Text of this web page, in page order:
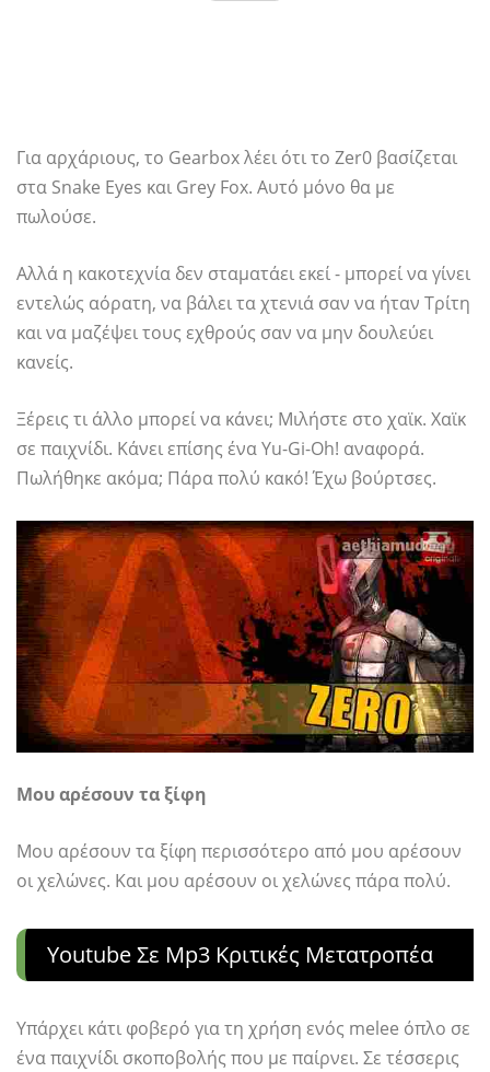
Για αρχάριους, το Gearbox λέει ότι το Zer0 βασίζεται
στα Snake Eyes και Grey Fox. Αυτό μόνο θα με
πωλούσε.
Αλλά η κακοτεχνία δεν σταματάει εκεί - μπορεί να γίνει
εντελώς αόρατη, να βάλει τα χτενιά σαν να ήταν Τρίτη
και να μαζέψει τους εχθρούς σαν να μην δουλεύει
κανείς.
Ξέρεις τι άλλο μπορεί να κάνει; Μιλήστε στο χαϊκ. Χαϊκ
σε παιχνίδι. Κάνει επίσης ένα Yu-Gi-Oh! αναφορά.
Πωλήθηκε ακόμα; Πάρα πολύ κακό! Έχω βούρτσες.
Μου αρέσουν τα ξίφη
Μου αρέσουν τα ξίφη περισσότερο από μου αρέσουν
οι χελώνες. Και μου αρέσουν οι χελώνες πάρα πολύ.
Youtube Σε Mp3 Κριτικές Μετατροπέα
Υπάρχει κάτι φοβερό για τη χρήση ενός melee όπλο σε
ένα παιχνίδι σκοποβολής που με παίρνει. Σε τέσσερις